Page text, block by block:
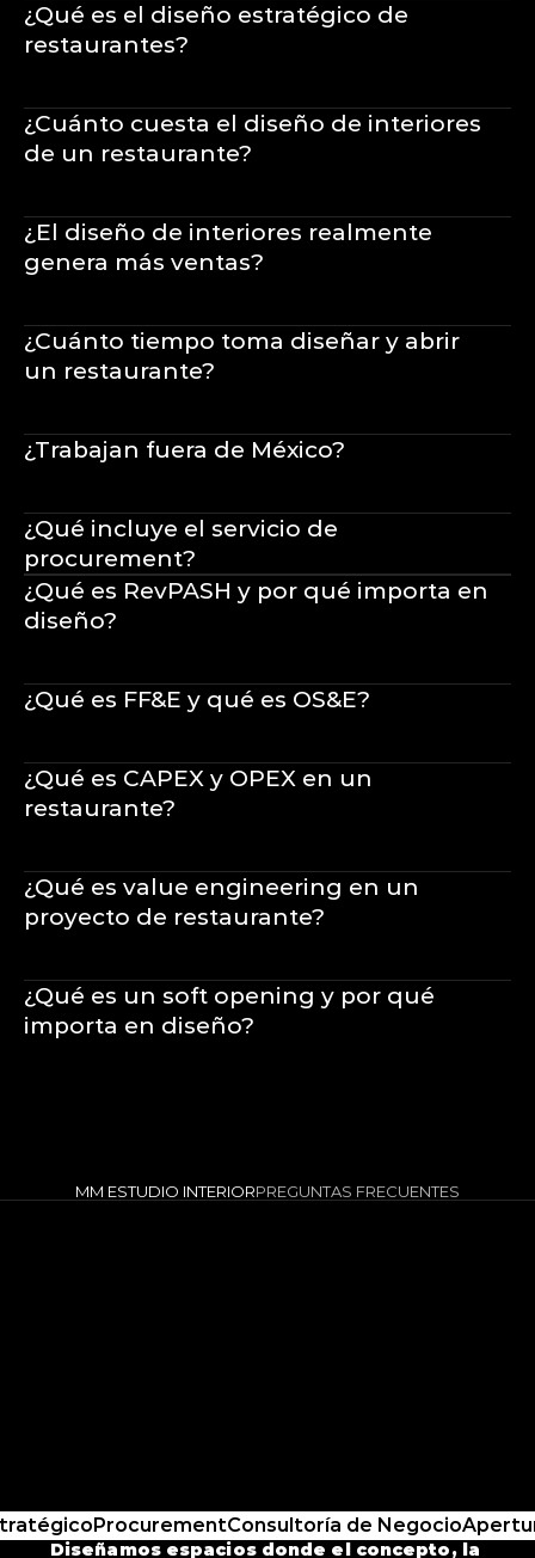
¿Qué es el diseño estratégico de
restaurantes?
¿Cuánto cuesta el diseño de interiores
de un restaurante?
¿El diseño de interiores realmente
genera más ventas?
¿Cuánto tiempo toma diseñar y abrir
un restaurante?
¿Trabajan fuera de México?
¿Qué incluye el servicio de
procurement?
¿Qué es RevPASH y por qué importa en
diseño?
¿Qué es FF&E y qué es OS&E?
¿Qué es CAPEX y OPEX en un
restaurante?
¿Qué es value engineering en un
proyecto de restaurante?
¿Qué es un soft opening y por qué
importa en diseño?
MM ESTUDIO INTERIORPREGUNTAS FRECUENTES
ProcurementConsultoría de Negocio
Diseñamos espacios donde el concepto, la